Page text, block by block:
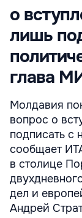
о
лишь
глава
Молдавия
вопрос о
подписать с
сообщает
в столице
дел и
Андрей